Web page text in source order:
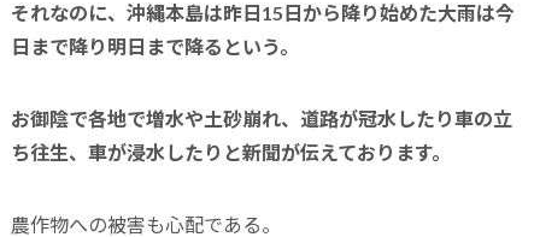
それなのに、沖縄本島は昨日15日から降り始めた大雨は今
日まで降り明日まで降るという。
お御陰で各地で増水や土砂崩れ、道路が冠水したり車の立
ち往生、車が浸水したりと新聞が伝えております。
農作物への被害も心配である。